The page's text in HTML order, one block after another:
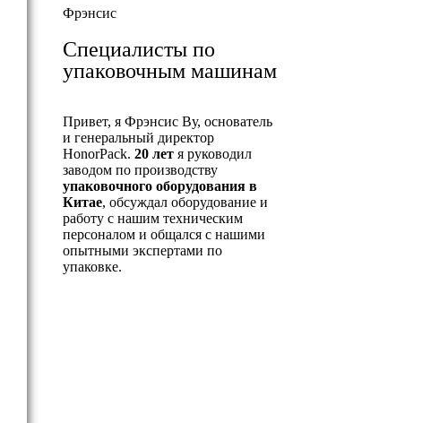
Фрэнсис
Специалисты по
упаковочным машинам
Привет, я Фрэнсис Ву, основатель
и генеральный директор
HonorPack.20 лет я руководил
заводом по производству
упаковочного оборудования в
Китае, обсуждал оборудование и
работу с нашим техническим
персоналом и общался с нашими
опытными экспертами по
упаковке.